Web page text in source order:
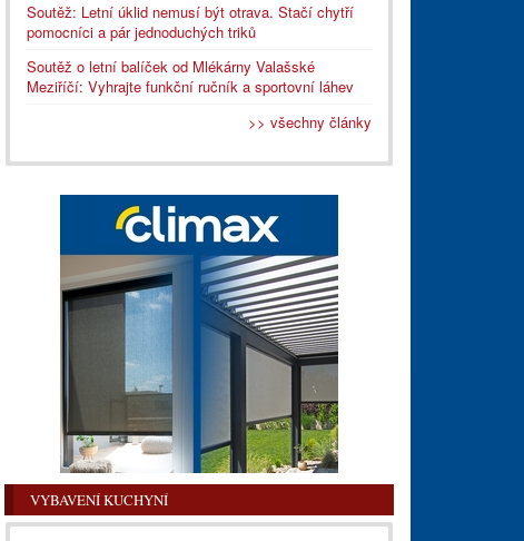
Soutěž: Letní úklid nemusí být otrava. Stačí chytří
pomocníci a pár jednoduchých triků
Soutěž o letní balíček od Mlékárny Valašské
Meziříčí: Vyhrajte funkční ručník a sportovní láhev
>> všechny články
VYBAVENÍ KUCHYNÍ